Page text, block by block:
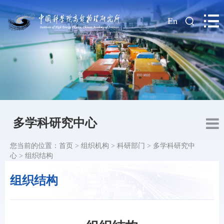
| En
多学科研究中心
组织结构
您当前的位置： 首页 > 组织机构 > 科研部门 > 多学科研究中
心 > 组织结构